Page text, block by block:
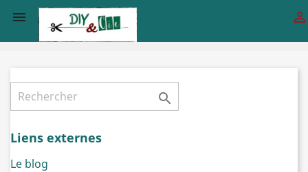
 

Liens externes
Le blog